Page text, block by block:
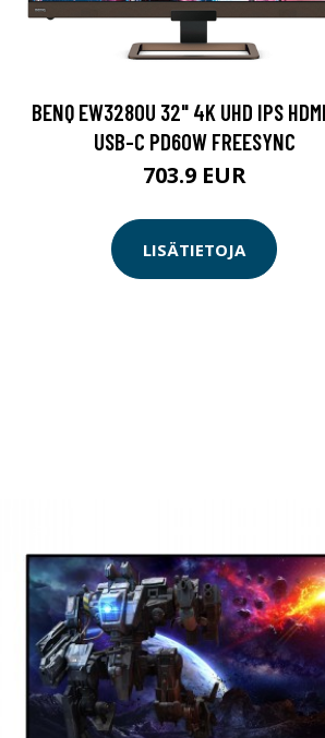
BENQ EW3280U 32" 4K UHD IPS
USB-C PD60W FREESYNC
703.9 EUR
LISÄTIETOJA